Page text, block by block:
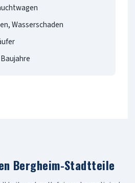
Wasserschaden
Bergheim-Stadtteile